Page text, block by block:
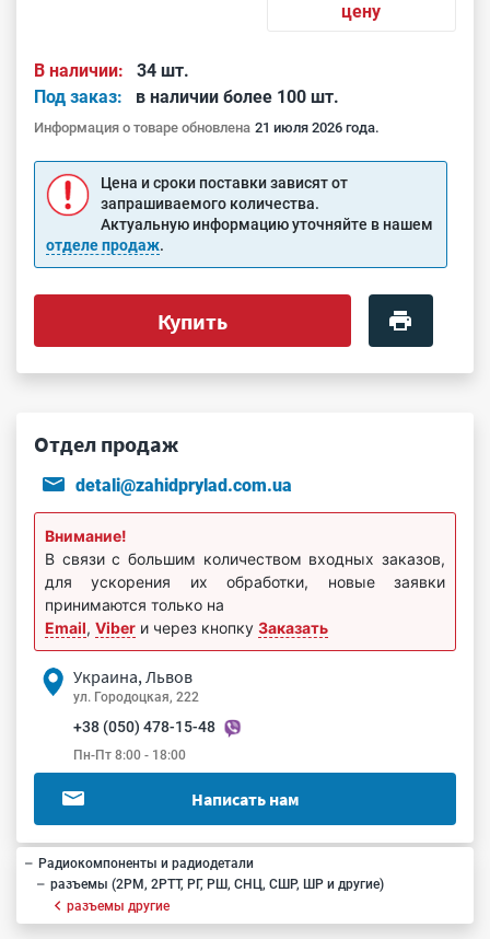
цену
В наличии:
34 шт.
Под заказ:
в наличии более 100 шт.
Информация о товаре обновлена 21 июля 2026 года.
Цена и сроки поставки зависят от
запрашиваемого количества.
Актуальную информацию уточняйте в нашем
отделе продаж.
Купить
Отдел продаж
detali@zahidprylad.com.ua
Внимание!
В связи с большим количеством входных заказов,
для ускорения их обработки, новые заявки
принимаются только на
Email, Viber и через кнопку Заказать
Украина, Львов
ул. Городоцкая, 222
+38 (050) 478-15-48
Пн-Пт 8:00 - 18:00
Написать нам
Радиокомпоненты и радиодетали
разъемы (2РМ, 2РТТ, РГ, РШ, СНЦ, СШР, ШР и другие)
разъемы другие